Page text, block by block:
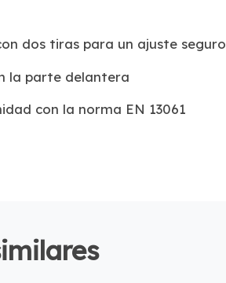
dos tiras para un ajuste seguro
la parte delantera
con la norma EN 13061